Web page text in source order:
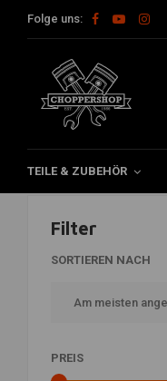
Folge uns:
TEILE & ZUBEHÖR
Artikel mit
Home Schlagworte
Filter
SORTIEREN NACH
Am meisten
PREIS